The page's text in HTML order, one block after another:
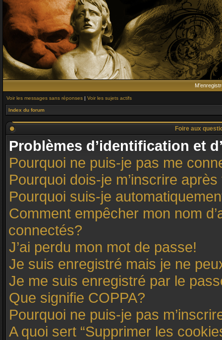
Voir les messages sans réponses | Voir les sujets actifs
Index du forum
Foire aux
Problèmes d’identification et
Pourquoi ne puis-je pas me
Pourquoi dois-je m’inscrire après
Pourquoi suis-je
Comment empêcher mon nom
connectés?
J’ai perdu mon mot de passe!
Je suis enregistré mais je ne
Je me suis enregistré par le
Que signifie COPPA?
Pourquoi ne puis-je pas
A quoi sert “Supprimer les